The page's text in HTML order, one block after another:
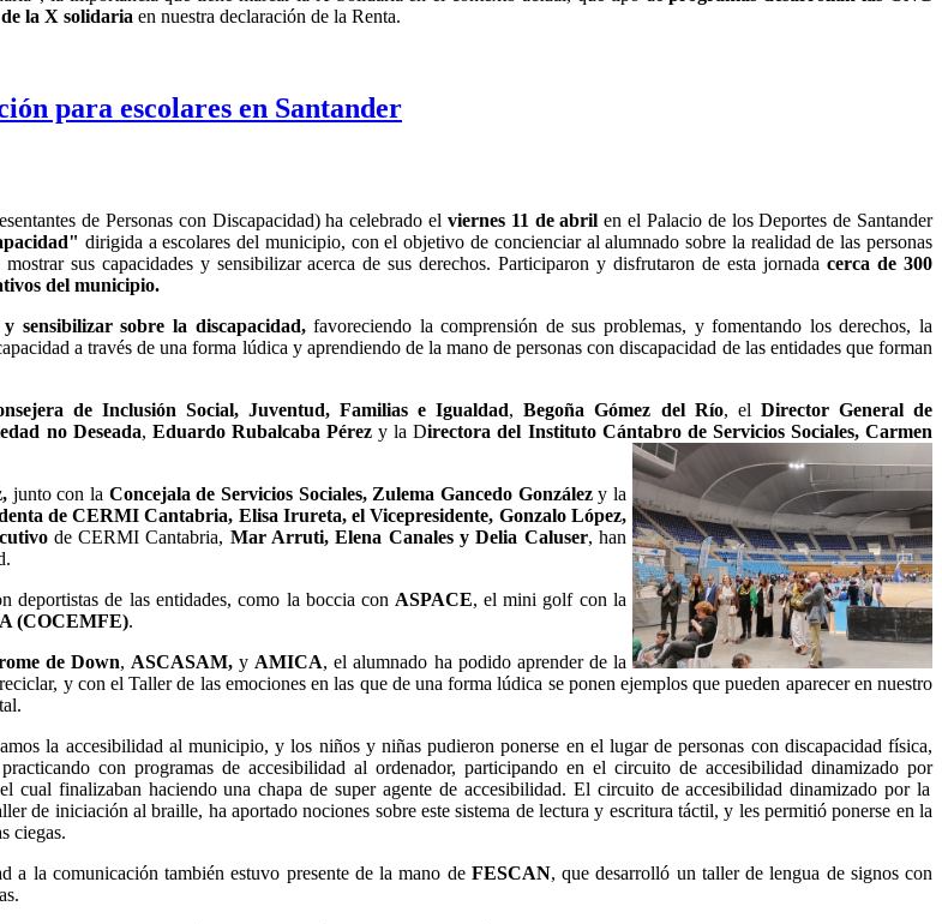
la X solidaria en nuestra declaración de la Renta.
para escolares en Santander
de Personas con Discapacidad) ha celebrado el viernes 11 de abril en el Palacio de los Deportes de Santander
dirigida a escolares del municipio, con el objetivo de concienciar al alumnado sobre la realidad de las personas
sus capacidades y sensibilizar acerca de sus derechos. Participaron y disfrutaron de esta jornadacerca de 300
del municipio.
y sensibilizar sobre la discapacidad,favoreciendo la comprensión de sus problemas, y fomentando los derechos, la
a través de una forma lúdica y aprendiendo de la mano de personas con discapacidad de las entidades que forman
de Inclusión Social, Juventud, Familias e Igualdad,Begoña Gómez del Río, el Director General de
no Deseada, Eduardo Rubalcaba Pérezy la Directora del Instituto Cántabro de ServiciosSociales, Carmen
junto con la Concejala de Servicios Sociales, Zulema Gancedo Gonzálezy la
de CERMI Cantabria, Elisa Irureta, el Vicepresidente, Gonzalo López,
de CERMI Cantabria, Mar Arruti, Elena Canales y Delia Caluser, han
deportistas de las entidades, como la boccia con ASPACE, el mini golf con la
(COCEMFE).
de Down, ASCASAM,yAMICA, el alumnado ha podido aprender de la
y con el Taller de las emociones en las que de una forma lúdica se ponen ejemplos que pueden aparecer en nuestro
la accesibilidad al municipio, y los niños y niñas pudieron ponerse en el lugar de personas con discapacidad física,
con programas de accesibilidad al ordenador, participando en el circuito de accesibilidad dinamizado por
el cual finalizaban haciendo una chapa de super agente de accesibilidad. El circuito de accesibilidad dinamizado por la
de iniciación al braille, ha aportado nociones sobre este sistema de lectura y escritura táctil, y les permitió ponerse en la
ciegas.
a la comunicación también estuvo presente de la mano de FESCAN, que desarrolló un taller de lengua de signos con